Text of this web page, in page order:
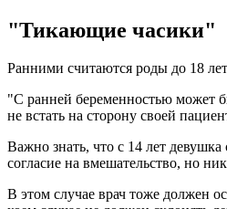
"Тикающие часики"
Ранними считаются роды до 18
"С ранней беременностью может
не встать на сторону своей
Важно знать, что с 14 лет
согласие на вмешательство, но
В этом случае врач тоже должен